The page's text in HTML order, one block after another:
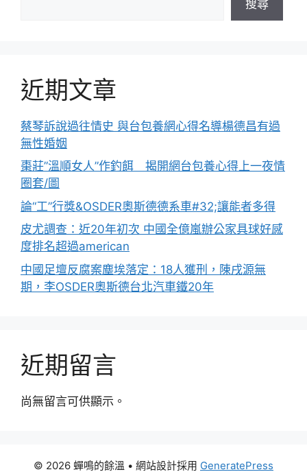
搜尋
近期文章
蔡琴訴說過往情史 與台包養網心得名導楊德昌有過
無性婚姻
棗莊”溫順女人”作釣餌 揭開網台包養心得上一夜情
圈套/圖
論“工”行獎&OSDER奧斯德德系車#32;讓能者多得
皮尤調查：近20年初次 中國全億嵐辦公家具球好感
度排名超過american
中國足壇反腐案塵埃落定：18人獲刑，陳戌源無
期，李OSDER奧斯德台北汽車鐵20年
近期留言
尚無留言可供顯示。
© 2026 蟬鳴的餘溫 • 網站設計採用 GeneratePress